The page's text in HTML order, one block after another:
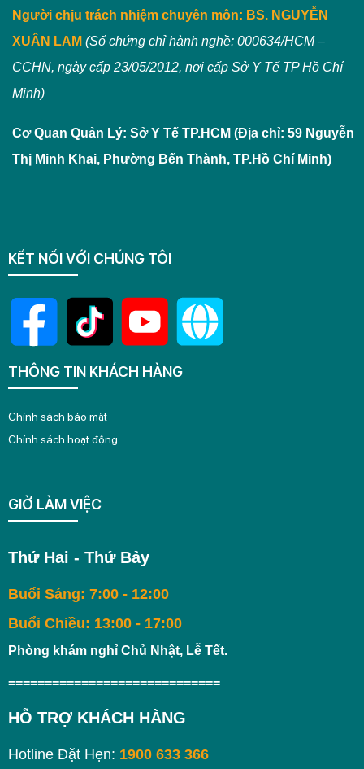
Người chịu trách nhiệm chuyên môn: BS. NGUYỄN
XUÂN LAM (Số chứng chỉ hành nghề: 000634/HCM –
CCHN, ngày cấp 23/05/2012, nơi cấp Sở Y Tế TP Hồ Chí
Minh)
Cơ Quan Quản Lý: Sở Y Tế TP.HCM (Địa chỉ: 59 Nguyễn
Thị Minh Khai, Phường Bến Thành, TP.Hồ Chí Minh)
KẾT NỐI VỚI CHÚNG TÔI
THÔNG TIN KHÁCH HÀNG
Chính sách bảo mật
Chính sách hoạt động
GIỜ LÀM VIỆC
Thứ Hai - Thứ Bảy
Buổi Sáng: 7:00 - 12:00
Buổi Chiều: 13:00 - 17:00
Phòng khám nghỉ Chủ Nhật, Lễ Tết.
=============================
HỖ TRỢ KHÁCH HÀNG
Hotline Đặt Hẹn: 1900 633 366